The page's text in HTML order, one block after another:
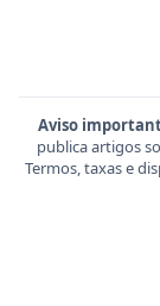
Aviso
publica artigos
Termos, taxas e